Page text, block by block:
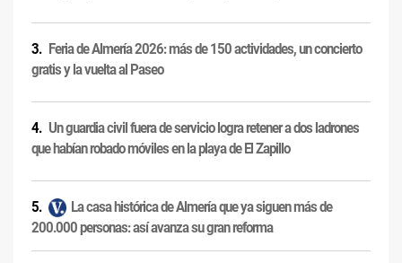
Feria de Almería 2026: más de 150 actividades, un concierto
gratis y la vuelta al Paseo
Un guardia civil fuera de servicio logra retener a dos ladrones
que habían robado móviles en la playa de El Zapillo
La casa histórica de Almería que ya siguen más de
200.000 personas: así avanza su gran reforma